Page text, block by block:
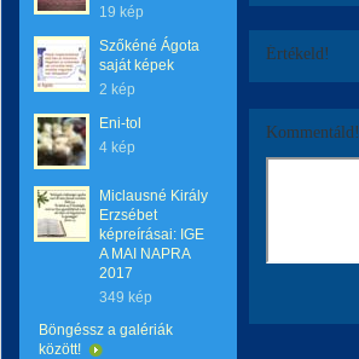
19 kép
Szőkéné Ágota
saját képek
2 kép
Eni-tol
4 kép
Miclausné Király
Erzsébet
képreírásai: IGE
A MAI NAPRA
2017
349 kép
Böngéssz a galériák
között!
Értékeld!
Kommentáld!